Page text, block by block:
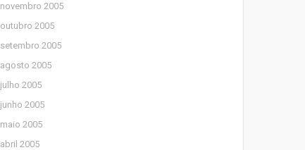
novembro 2005
outubro 2005
setembro 2005
agosto 2005
julho 2005
junho 2005
maio 2005
abril 2005